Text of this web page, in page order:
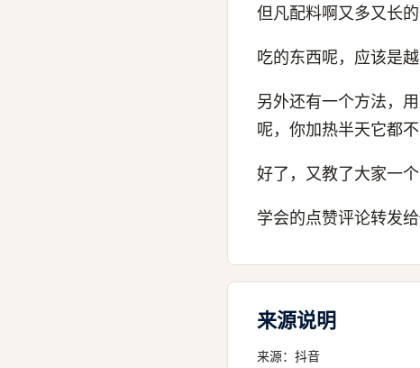
但凡配料啊又多又长的
吃的东西呢，应该是越
另外还有一个方法，
呢，你加热半天它都不
好了，又教了大家一个
学会的点赞评论转发给
来源说明
来源： 抖音